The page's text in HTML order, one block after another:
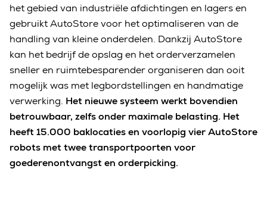
het gebied van industriële afdichtingen en lagers en
gebruikt AutoStore voor het optimaliseren van de
handling van kleine onderdelen. Dankzij AutoStore
kan het bedrijf de opslag en het orderverzamelen
sneller en ruimtebesparender organiseren dan ooit
mogelijk was met legbordstellingen en handmatige
verwerking. Het nieuwe systeem werkt bovendien
betrouwbaar, zelfs onder maximale belasting. Het
heeft 15.000 baklocaties en voorlopig vier AutoStore
robots met twee transportpoorten voor
goederenontvangst en orderpicking.